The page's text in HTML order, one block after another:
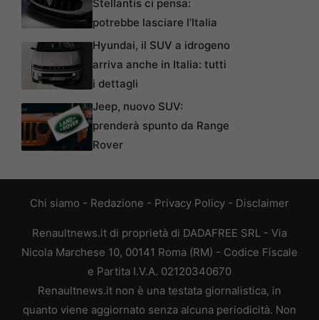
Stellantis ci pensa:
potrebbe lasciare l’Italia
Hyundai, il SUV a idrogeno
arriva anche in Italia: tutti
i dettagli
Jeep, nuovo SUV:
prenderà spunto da Range
Rover
Chi siamo - Redazione - Privacy Policy - Disclaimer
Renaultnews.it di proprietà di DADAFREE SRL - Via
Nicola Marchese 10, 00141 Roma (RM) - Codice Fiscale
e Partita I.V.A. 02120340670
Renaultnews.it non è una testata giornalistica, in
quanto viene aggiornato senza alcuna periodicità. Non